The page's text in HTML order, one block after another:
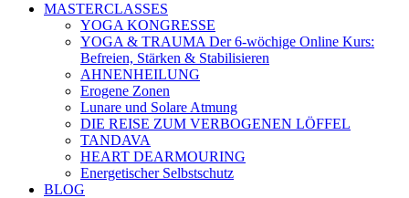
MASTERCLASSES
YOGA KONGRESSE
YOGA & TRAUMA Der 6‑wöchige Online Kurs:
Befreien, Stärken & Stabilisieren
AHNENHEILUNG
Erogene Zonen
Lunare und Solare Atmung
DIE REISE ZUM VERBOGENEN LÖFFEL
TANDAVA
HEART DEARMOURING
Energetischer Selbstschutz
BLOG